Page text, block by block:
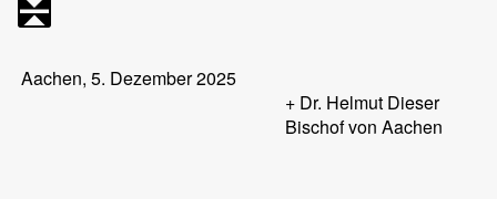
Aachen, 5. Dezember 2025
+ Dr. Helmut Dieser
Bischof von Aachen